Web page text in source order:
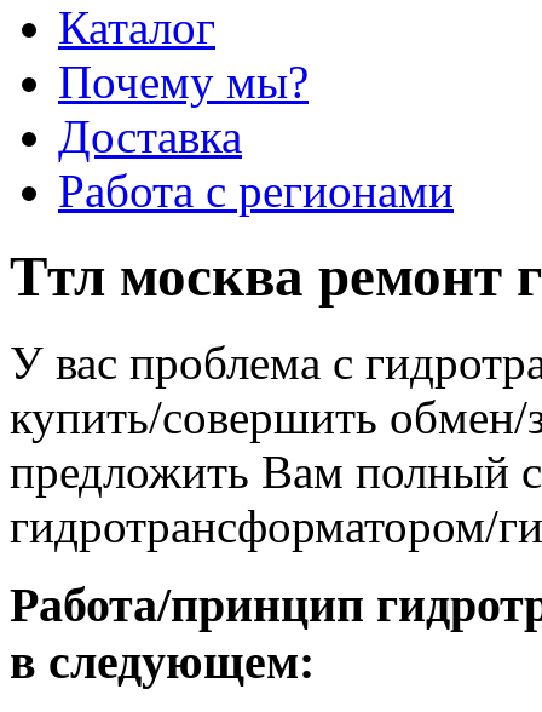
Каталог
Почему мы?
Доставка
Работа с регионами
Ттл москва ремонт
У вас проблема с
купить/совершить
предложить Вам полный
Работа/принцип
в следующем: